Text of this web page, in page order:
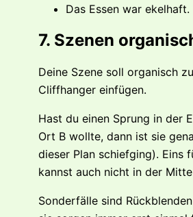
Das Essen war ekelhaft.
7. Szenen
Deine Szene soll organisch
Cliffhanger einfügen.
Hast du einen Sprung in der
Ort B wollte, dann ist sie
dieser Plan schiefging). Eins
kannst auch nicht in der
Sonderfälle sind